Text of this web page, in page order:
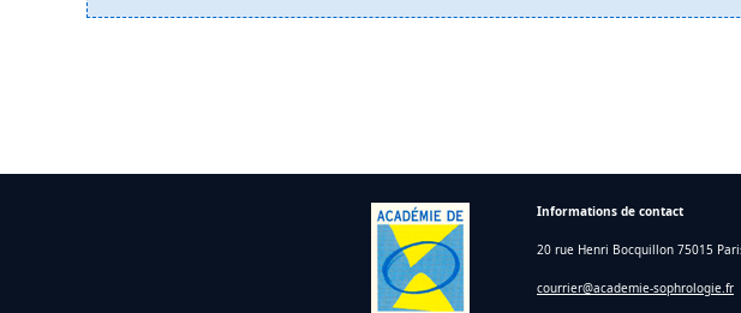
Informations de contact
20 rue Henri Bocquillon 75015
courrier@academie-sophrologie.fr